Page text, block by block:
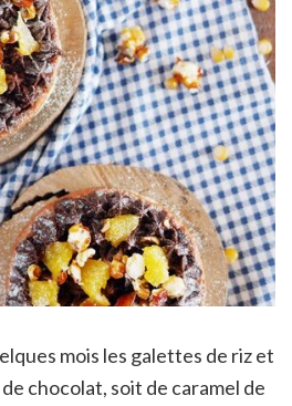
mois les galettes de riz et
chocolat, soit de caramel de